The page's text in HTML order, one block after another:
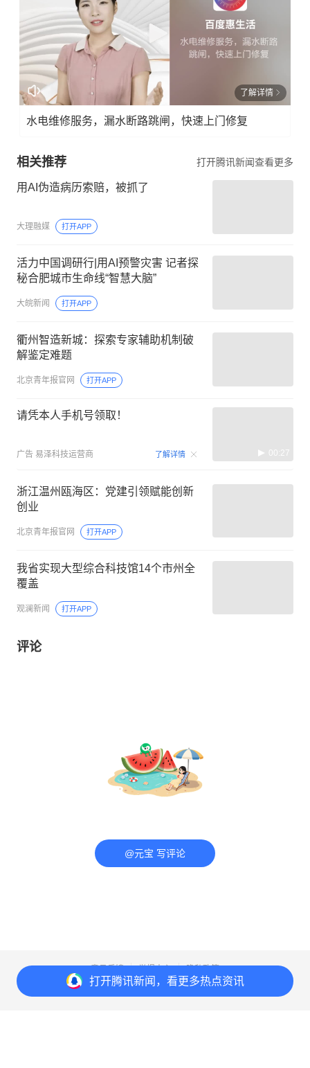
打开腾讯新闻，看更多热点资讯
了解详情
水电维修服务，漏水断路跳闸，快速上门修复
相关推荐 打开腾讯新闻查看更多
用AI伪造病历索赔，被抓了
大理融媒 打开APP
活力中国调研行|用AI预警灾害 记者探
秘合肥城市生命线“智慧大脑”
大皖新闻 打开APP
衢州智造新城：探索专家辅助机制破
解鉴定难题
北京青年报官网 打开APP
请凭本人手机号领取！
广告 易泽科技运营商 了解详情 00:27
浙江温州瓯海区：党建引领赋能创新
创业
北京青年报官网 打开APP
我省实现大型综合科技馆14个市州全
覆盖
观澜新闻 打开APP
评论
@元宝 写评论
Copyright© 1998-